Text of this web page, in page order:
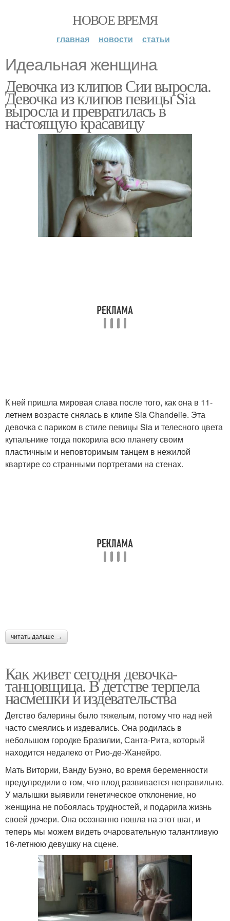
НОВОЕ ВРЕМЯ
главная новости статьи
Идеальная женщина
Девочка из клипов Сии выросла.
Девочка из клипов певицы Sia
выросла и превратилась в
настоящую красавицу
К ней пришла мировая слава после того, как она в 11-
летнем возрасте снялась в клипе Sia Chandelie. Эта
девочка с париком в стиле певицы Sia и телесного цвета
купальнике тогда покорила всю планету своим
пластичным и неповторимым танцем в нежилой
квартире со странными портретами на стенах.
читать дальше →
Как живет сегодня девочка-
танцовщица. В детстве терпела
насмешки и издевательства
Детство балерины было тяжелым, потому что над ней
часто смеялись и издевались. Она родилась в
небольшом городке Бразилии, Санта-Рита, который
находится недалеко от Рио-де-Жанейро.
Мать Витории, Ванду Буэно, во время беременности
предупредили о том, что плод развивается неправильно.
У малышки выявили генетическое отклонение, но
женщина не побоялась трудностей, и подарила жизнь
своей дочери. Она осознанно пошла на этот шаг, и
теперь мы можем видеть очаровательную талантливую
16-летнюю девушку на сцене.